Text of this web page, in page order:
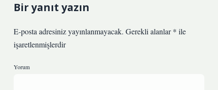
Bir yanıt yazın
E-posta adresiniz yayınlanmayacak. Gerekli alanlar* ile
işaretlenmişlerdir
Yorum